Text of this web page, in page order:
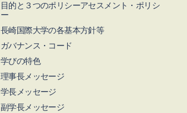
目的と３つのポリシーアセスメント・ポリシ
ー
長崎国際大学の各基本方針等
ガバナンス・コード
学びの特色
理事長メッセージ
学長メッセージ
副学長メッセージ